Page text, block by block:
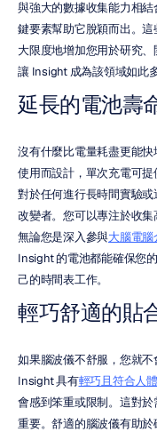
與強大的數據收集能力相
鍵要素幫助它脫穎而出。
大限度地增加您用於研究
讓 Insight 成為該領域如此
延長的電池壽
沒有什麼比電量耗盡更能
使用而設計，單次充電可
對於任何進行長時間實驗
改變者。您可以專注於收集
無論您是深入參與大腦電腦
Insight 的電池都能確保您
己的時間表工作。
輕巧舒適的貼
如果腦波儀不舒服，您就不
Insight 具有輕巧且符合人
會感到笨重或限制。這對
重要。舒適的腦波儀有助